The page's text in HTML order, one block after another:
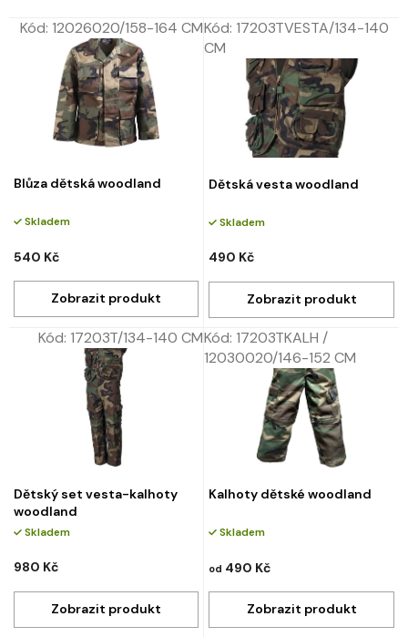
Blůza dětská woodland
Skladem
540 Kč
Kód: 12026020/158-164 CM
Dětská vesta woodland
Skladem
490 Kč
Kód: 17203TVESTA/134-140
CM
Dětský set vesta-kalhoty
woodland
Skladem
980 Kč
Kód: 17203T/134-140 CM
Kalhoty dětské woodland
Skladem
od 490 Kč
Kód: 17203TKALH /
12030020/146-152 CM